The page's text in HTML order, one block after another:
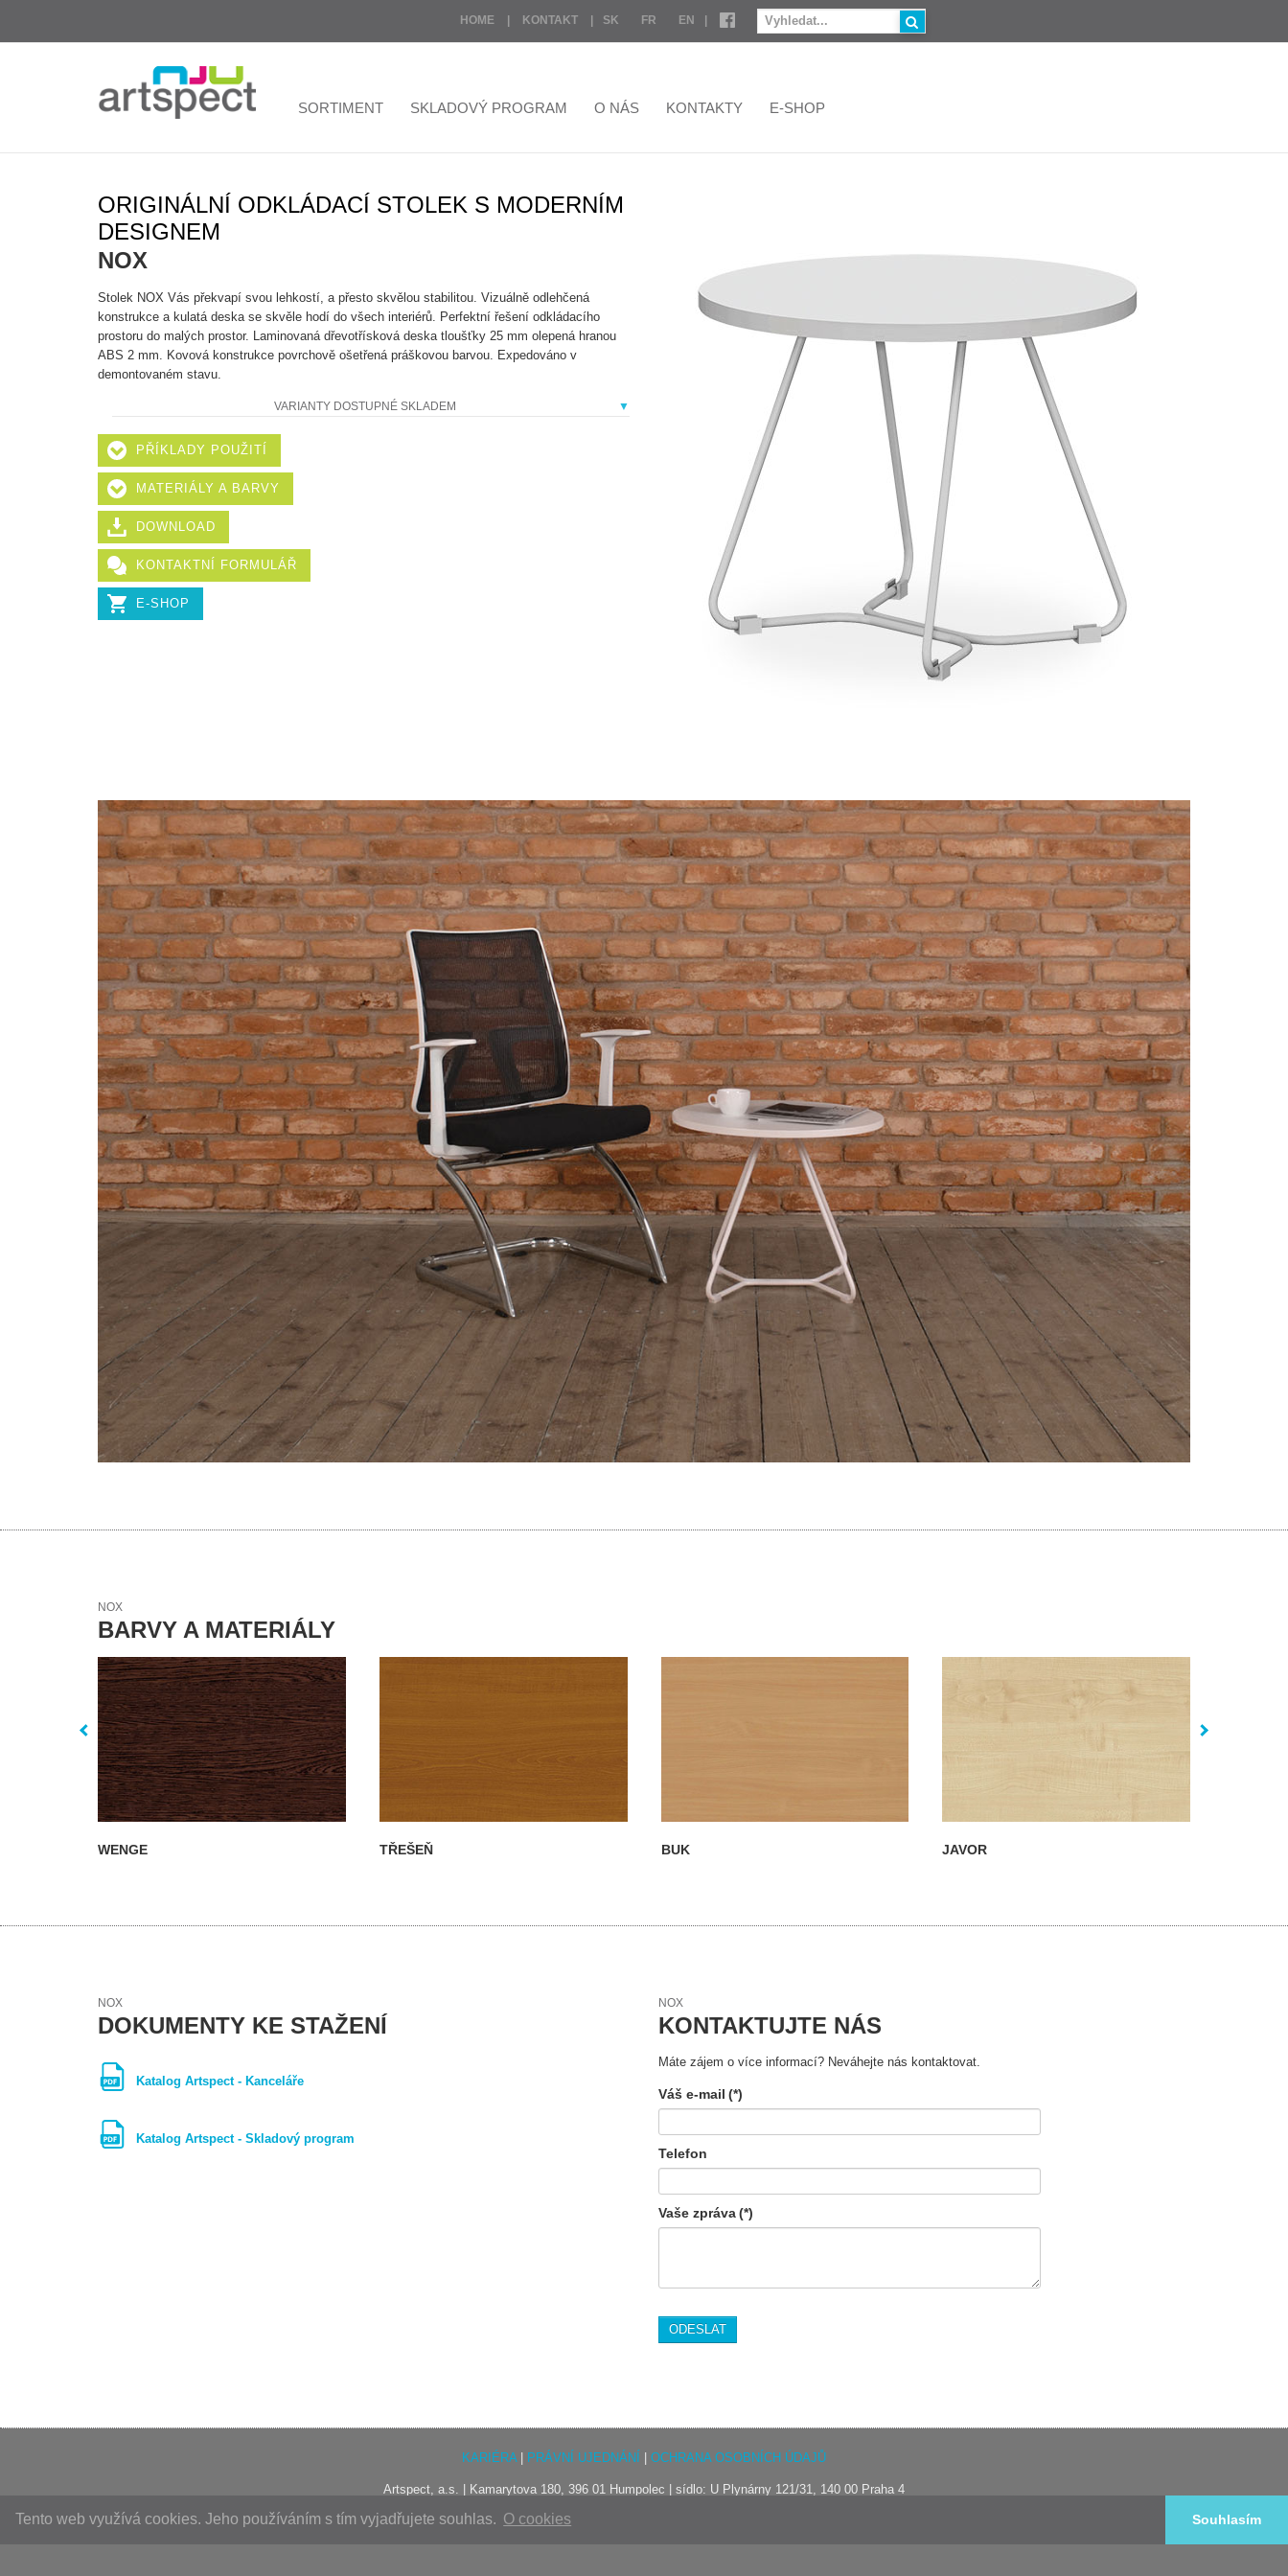
Tento web využívá cookies. Jeho používáním s tím vyjadřujete souhlas. O cookies Souhlasím
HOME KONTAKT SK FR EN
SORTIMENT SKLADOVÝ PROGRAM O NÁS KONTAKTY E-SHOP
ORIGINÁLNÍ ODKLÁDACÍ STOLEK S MODERNÍM
DESIGNEM
NOX
Stolek NOX Vás překvapí svou lehkostí, a přesto skvělou stabilitou. Vizuálně odlehčená
konstrukce a kulatá deska se skvěle hodí do všech interiérů. Perfektní řešení odkládacího
prostoru do malých prostor. Laminovaná dřevotřísková deska tloušťky 25 mm olepená hranou
ABS 2 mm. Kovová konstrukce povrchově ošetřená práškovou barvou. Expedováno v
demontovaném stavu.
VARIANTY DOSTUPNÉ SKLADEM
PŘÍKLADY POUŽITÍ
MATERIÁLY A BARVY
DOWNLOAD
KONTAKTNÍ FORMULÁŘ
E-SHOP
NOX
BARVY A MATERIÁLY
WENGE TŘEŠEŇ BUK JAVOR
NOX
DOKUMENTY KE STAŽENÍ
Katalog Artspect - Kanceláře
Katalog Artspect - Skladový program
NOX
KONTAKTUJTE NÁS
Máte zájem o více informací? Neváhejte nás kontaktovat.
Váš e-mail (*)
Telefon
Vaše zpráva(*)
ODESLAT
KARIÉRA PRÁVNÍ UJEDNÁNÍ OCHRANA OSOBNÍCH ÚDAJŮ
Artspect, a.s. | Kamarytova 180, 396 01 Humpolec | sídlo: U Plynárny 121/31, 140 00 Praha 4
artspect@artspect.cz